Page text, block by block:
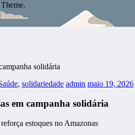
solidária
, solidariedade admin maio 19, 2026
em campanha solidária